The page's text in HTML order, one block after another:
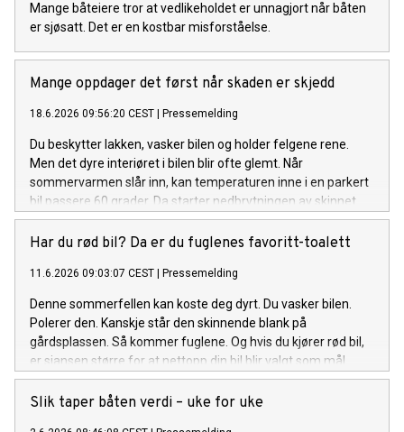
Mange båteiere tror at vedlikeholdet er unnagjort når båten
er sjøsatt. Det er en kostbar misforståelse.
Mange oppdager det først når skaden er skjedd
18.6.2026 09:56:20 CEST Pressemelding
Du beskytter lakken, vasker bilen og holder felgene rene.
Men det dyre interiøret i bilen blir ofte glemt. Når
sommervarmen slår inn, kan temperaturen inne i en parkert
bil passere 60 grader. Da starter nedbrytningen av skinnet.
Har du rød bil? Da er du fuglenes favoritt-toalett
11.6.2026 09:03:07 CEST Pressemelding
Denne sommerfellen kan koste deg dyrt. Du vasker bilen.
Polerer den. Kanskje står den skinnende blank på
gårdsplassen. Så kommer fuglene. Og hvis du kjører rød bil,
er sjansen større for at nettopp din bil blir valgt som mål.
Slik taper båten verdi – uke for uke